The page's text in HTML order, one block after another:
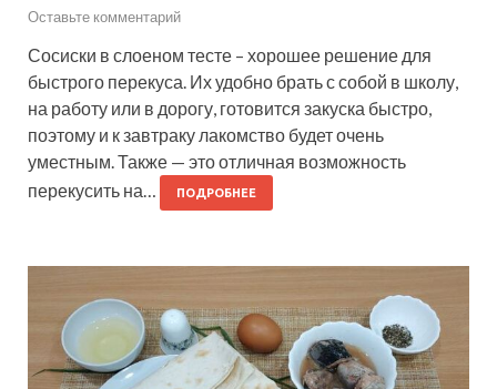
Оставьте комментарий
Сосиски в слоеном тесте – хорошее решение для
быстрого перекуса. Их удобно брать с собой в школу,
на работу или в дорогу, готовится закуска быстро,
поэтому и к завтраку лакомство будет очень
уместным. Также — это отличная возможность
перекусить на…
ПОДРОБНЕЕ